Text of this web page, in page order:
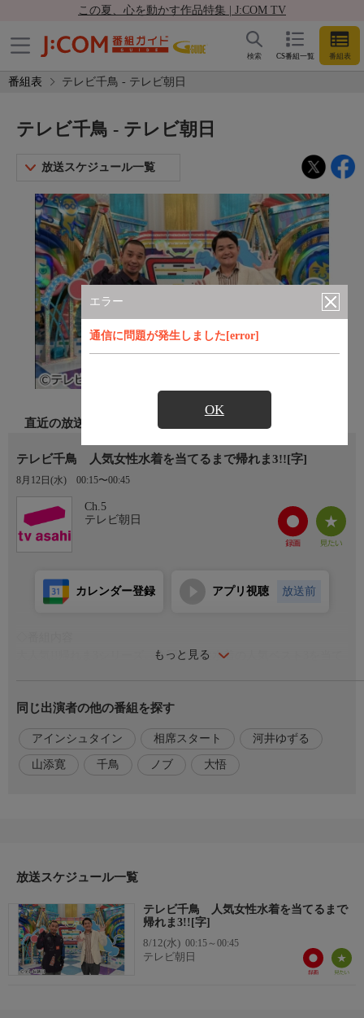
この夏、心を動かす作品特集 | J:COM TV
CS番組一覧 番組表
検索
番組表 テレビ千鳥 - テレビ朝日
エラー
通信に問題が発生しました[error]
OK
テレビ千鳥 - テレビ朝日
放送スケジュール一覧
直近の放送
テレビ千鳥 人気女性水着を当てるまで帰れま3!![字]
8月12日(水) 00:15〜00:45
Ch.5
テレビ朝日
もっと見る
カレンダー登録 アプリ視聴 放送前
大人気!!帰れま3シリーズ。今回は女性水着の人気ベスト3を当て
◇出演者
千鳥(ノブ・大悟)
アインシュタイン 河井ゆずる
☆番組HP
同じ出演者の他の番組を探す
アインシュタイン 相席スタート 河井ゆずる
山添寛 千鳥 ノブ 大悟
放送スケジュール一覧
テレビ千鳥 人気女性水着を当てるまで
帰れま3!![字]
8/12(水) 00:15～00:45
テレビ朝日